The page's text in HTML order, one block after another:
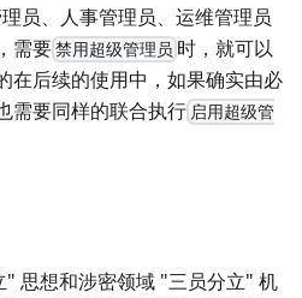
员、人事管理员、运维管理员
需要禁用超级管理员 时，就可以
在后续的使用中，如果确实由必
需要同样的联合执行 启用超级管
思想和涉密领域 "三员分立" 机